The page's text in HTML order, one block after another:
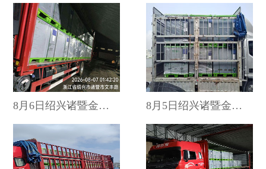
8月6日绍兴诸暨金晟至杭··· 8月5日绍兴诸暨金晟至杭···